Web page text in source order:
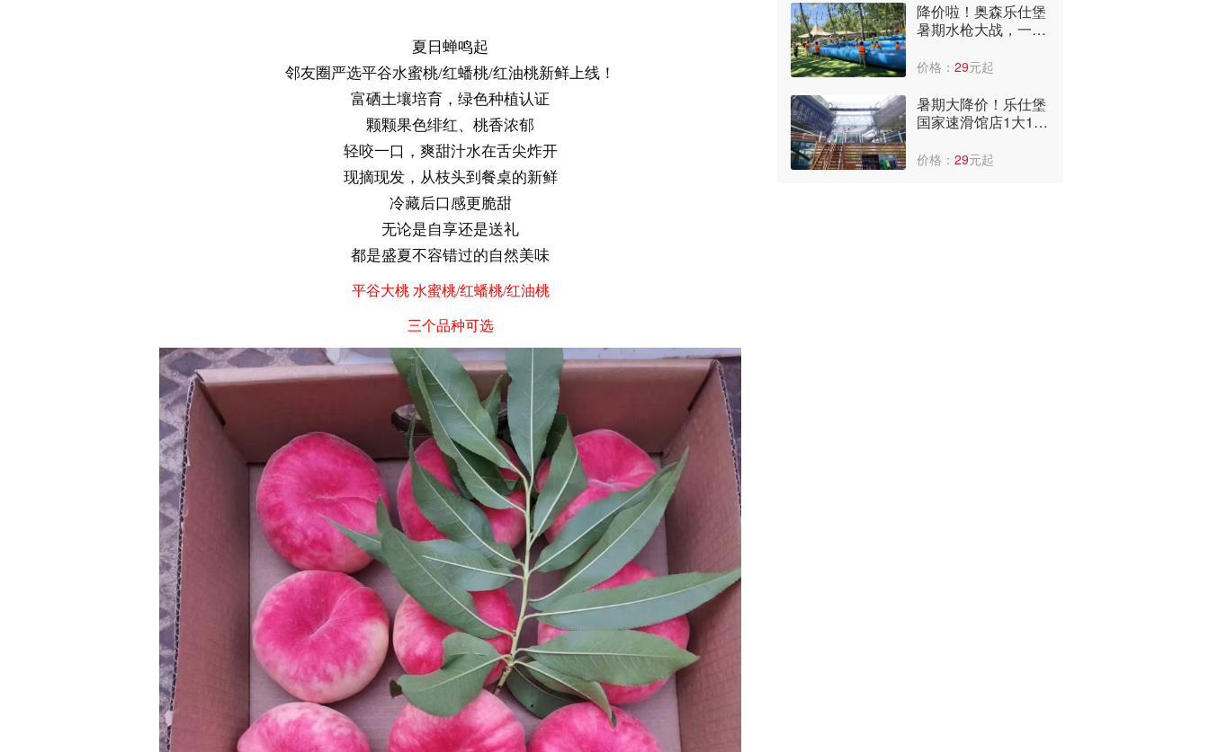
夏日蝉鸣起
邻友圈严选平谷水蜜桃/红蟠桃/红油桃新鲜上线！
富硒土壤培育，绿色种植认证
颗颗果色绯红、桃香浓郁
轻咬一口，爽甜汁水在舌尖炸开
现摘现发，从枝头到餐桌的新鲜
冷藏后口感更脆甜
无论是自享还是送礼
都是盛夏不容错过的自然美味
平谷大桃 水蜜桃/红蟠桃/红油桃
三个品种可选
降价啦！奥森乐仕堡
暑期水枪大战，一大
还能享受平台补贴，
价格： 29元起
暑期大降价！乐仕堡
国家速滑馆店1大1小
太便宜了！
价格： 29元起